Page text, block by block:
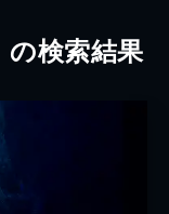
の検索結果